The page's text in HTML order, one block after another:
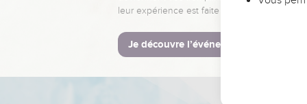
leur expérience est faite pour vous.
Je découvre l’événement